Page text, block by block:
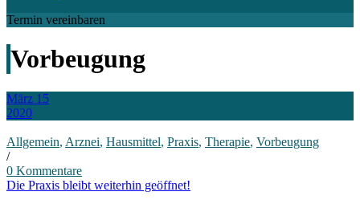
Termin vereinbaren
Vorbeugung
März 15
2020
Allgemein, Arznei, Hausmittel, Praxis, Therapie, Vorbeugung
/
0 Kommentare
Die Praxis bleibt weiterhin geöffnet!